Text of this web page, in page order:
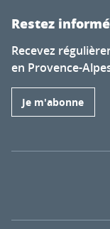
Restez
Recevez
en Provence-
Je m'abonne